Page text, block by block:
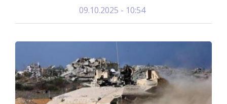
09.10.2025 - 10:54